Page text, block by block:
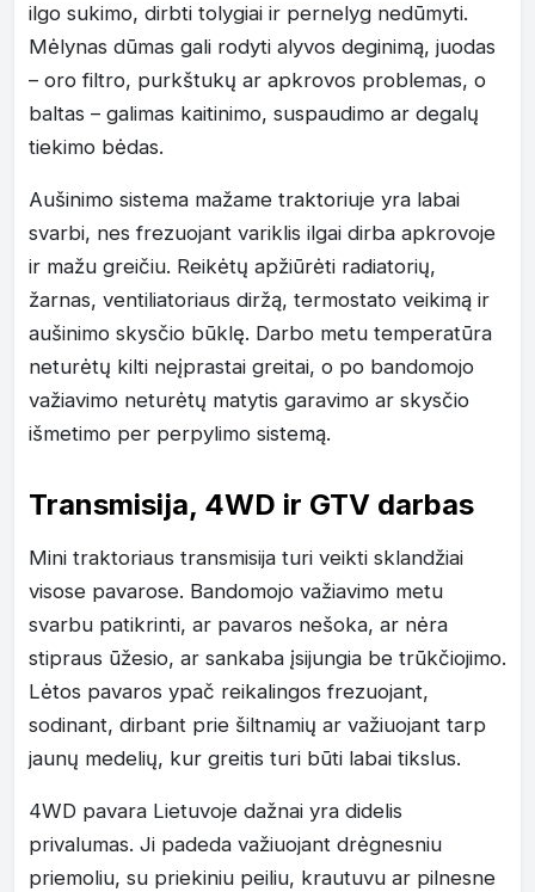
ilgo sukimo, dirbti tolygiai ir pernelyg nedūmyti.
Mėlynas dūmas gali rodyti alyvos deginimą, juodas
– oro filtro, purkštukų ar apkrovos problemas, o
baltas – galimas kaitinimo, suspaudimo ar degalų
tiekimo bėdas.
Aušinimo sistema mažame traktoriuje yra labai
svarbi, nes frezuojant variklis ilgai dirba apkrovoje
ir mažu greičiu. Reikėtų apžiūrėti radiatorių,
žarnas, ventiliatoriaus diržą, termostato veikimą ir
aušinimo skysčio būklę. Darbo metu temperatūra
neturėtų kilti neįprastai greitai, o po bandomojo
važiavimo neturėtų matytis garavimo ar skysčio
išmetimo per perpylimo sistemą.
Transmisija, 4WD ir GTV darbas
Mini traktoriaus transmisija turi veikti sklandžiai
visose pavarose. Bandomojo važiavimo metu
svarbu patikrinti, ar pavaros nešoka, ar nėra
stipraus ūžesio, ar sankaba įsijungia be trūkčiojimo.
Lėtos pavaros ypač reikalingos frezuojant,
sodinant, dirbant prie šiltnamių ar važiuojant tarp
jaunų medelių, kur greitis turi būti labai tikslus.
4WD pavara Lietuvoje dažnai yra didelis
privalumas. Ji padeda važiuojant drėgnesniu
priemoliu, su priekiniu peiliu, krautuvu ar pilnesne